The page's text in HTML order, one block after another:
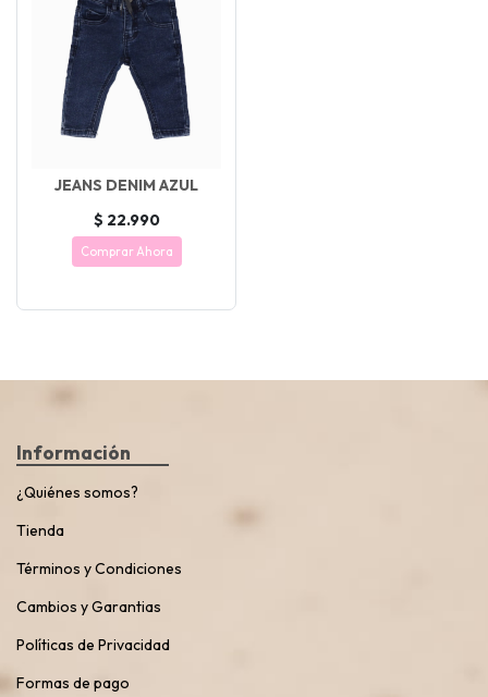
JEANS DENIM AZUL
$ 22.990
Comprar Ahora
Información
¿Quiénes somos?
Tienda
Términos y Condiciones
Cambios y Garantias
Políticas de Privacidad
Formas de pago